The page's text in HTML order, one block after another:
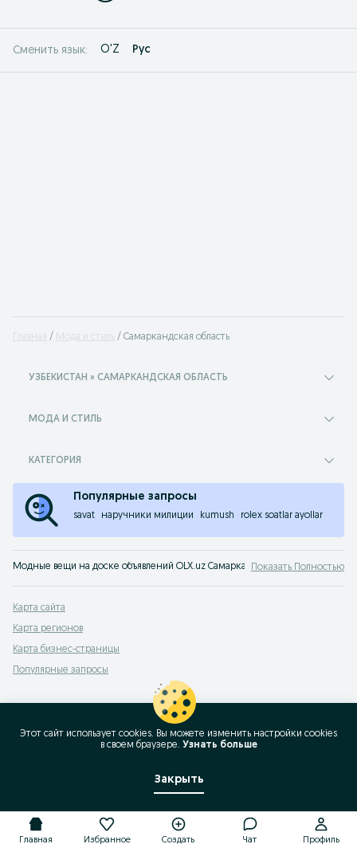
Сменить язык: O'Z Рус
Главная Мода и стиль Самаркандская область
УЗБЕКИСТАН » САМАРКАНДСКАЯ ОБЛАСТЬ
МОДА И СТИЛЬ
КАТЕГОРИЯ
Популярные запросы
savat наручники милиции kumush rolex soatlar ayollar
Модные вещи на доске объявлений OLX.uz Самаркандская область.
Показать Полностью
Карта сайта
Карта регионов
Карта бизнес-страницы
Популярные запросы
Главная Избранное Создать Чат Профиль
Этот сайт использует cookies. Вы можете изменить настройки cookies
в своeм браузере. Узнать больше
Закрыть